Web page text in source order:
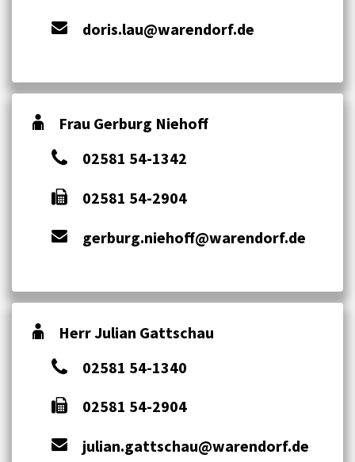
doris.lau@warendorf.de
Frau Gerburg Niehoff
02581 54-1342
02581 54-2904
gerburg.niehoff@warendorf.de
Herr Julian Gattschau
02581 54-1340
02581 54-2904
julian.gattschau@warendorf.de